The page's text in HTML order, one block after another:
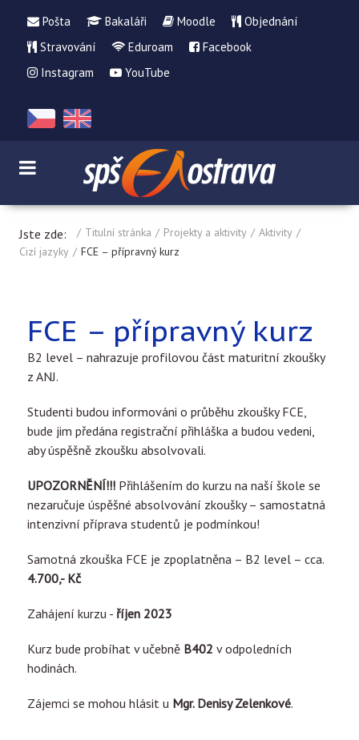
Pošta Bakaláři Moodle
Objednání
Stravování
Eduroam
Facebook
Instagram
YouTube
Jste zde: Titulní stránka Projekty a aktivity
Aktivity
Cizí jazyky
FCE – přípravný kurz
FCE – přípravný kurz
B2 level – nahrazuje profilovou část maturitní zkoušky
z ANJ.
Studenti budou informováni o průběhu zkoušky FCE,
bude jim předána registrační přihláška a budou vedeni,
aby úspěšně zkoušku absolvovali.
UPOZORNĚNÍ!!! Přihlášením do kurzu na naší škole se
nezaručuje úspěšné absolvování zkoušky – samostatná
intenzivní příprava studentů je podmínkou!
Samotná zkouška FCE je zpoplatněna – B2 level – cca.
4.700,- Kč
Zahájení kurzu - říjen 2023
Kurz bude probíhat v učebně B402 v odpoledních
hodinách.
Zájemci se mohou hlásit u Mgr. Denisy Zelenkové.